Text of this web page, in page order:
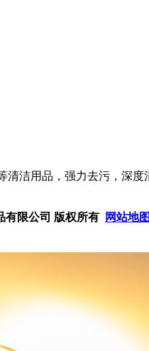
洁用品，强力去污，深
有限公司 版权所有 网站地图